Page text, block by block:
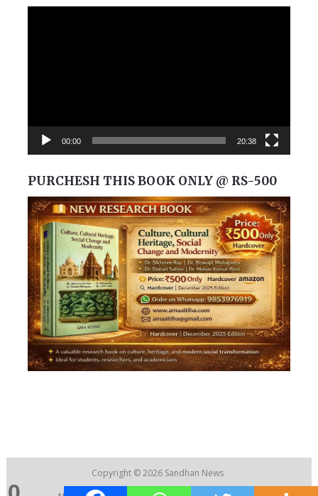
00:00 20:38
PURCHESH THIS BOOK ONLY @ RS-500
Copyright © 2026 Sandhan News